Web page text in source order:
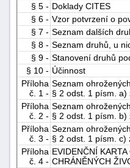
§ 5 - Doklady CITES
§ 6 - Vzor potvrzení o
§ 7 - Seznam dalších
§ 8 - Seznam druhů, u
§ 9 - Stanovení druhů
§ 10 - Účinnost
Příloha
č. 1 -
Seznam
§ 2 odst. 1 písm.
Příloha
č. 2 -
Seznam
§ 2 odst. 1 písm.
Příloha
č. 3 -
Seznam
§ 2 odst. 1 písm. c)
Příloha
č. 4 -
EVIDENČNÍ
CHRÁNĚNÝCH